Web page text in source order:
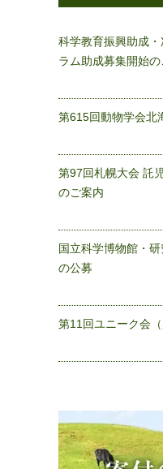
科学教育振興助成
ラム助成募集開始の
第615回動物学会北
第97回札幌大会 託
のご案内
国立科学博物館・研
の公募
第11回ユニーク会